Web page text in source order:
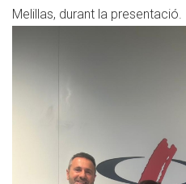
Melillas, durant la presentació.